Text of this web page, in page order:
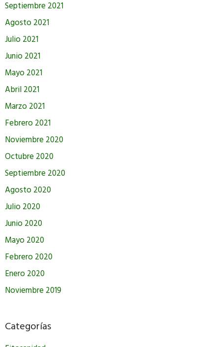
Septiembre 2021
Agosto 2021
Julio 2021
Junio 2021
Mayo 2021
Abril 2021
Marzo 2021
Febrero 2021
Noviembre 2020
Octubre 2020
Septiembre 2020
Agosto 2020
Julio 2020
Junio 2020
Mayo 2020
Febrero 2020
Enero 2020
Noviembre 2019
Categorías